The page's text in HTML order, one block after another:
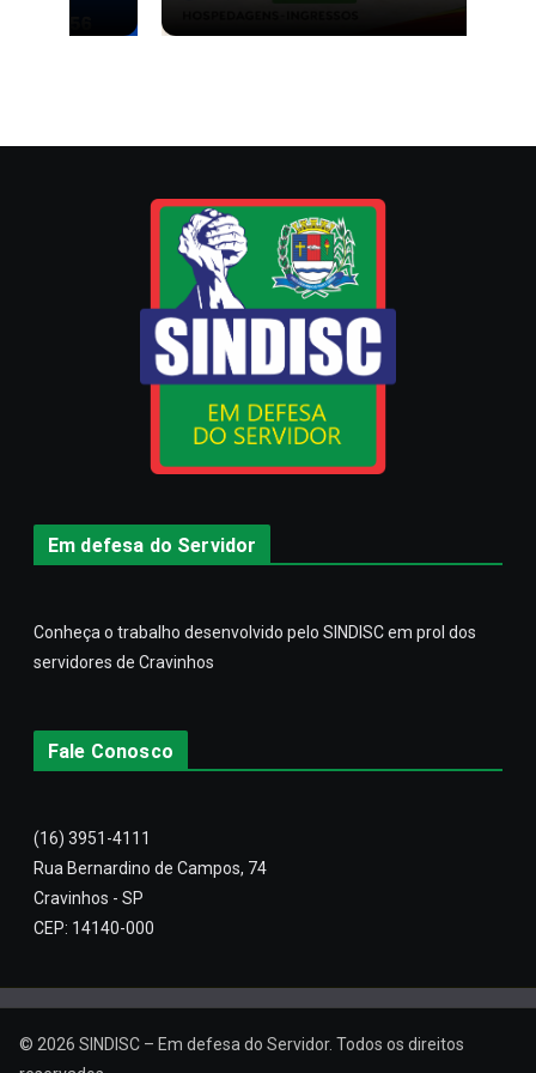
Em defesa do Servidor
Conheça o trabalho desenvolvido pelo SINDISC em prol dos
servidores de Cravinhos
Fale Conosco
(16) 3951-4111
Rua Bernardino de Campos, 74
Cravinhos - SP
CEP: 14140-000
© 2026 SINDISC – Em defesa do Servidor. Todos os direitos